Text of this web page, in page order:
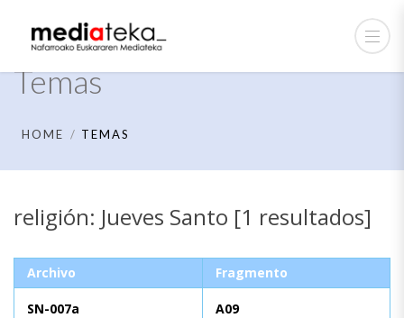
Temas
HOME TEMAS
religión: Jueves Santo [1 resultados]
Archivo Fragmento
SN-007a A09